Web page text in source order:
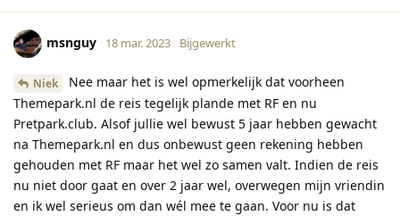
msnguy 18 mar. 2023 Bijgewerkt
Niek
Nee maar het is wel opmerkelijk dat voorheen
Themepark.nl de reis tegelijk plande met RF en nu
Pretpark.club. Alsof jullie wel bewust 5 jaar hebben gewacht
na Themepark.nl en dus onbewust geen rekening hebben
gehouden met RF maar het wel zo samen valt. Indien de reis
nu niet door gaat en over 2 jaar wel, overwegen mijn vriendin
en ik wel serieus om dan wél mee te gaan. Voor nu is dat